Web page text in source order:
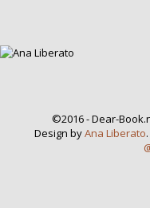
©2016 - Dear-
Design byAna Liberato